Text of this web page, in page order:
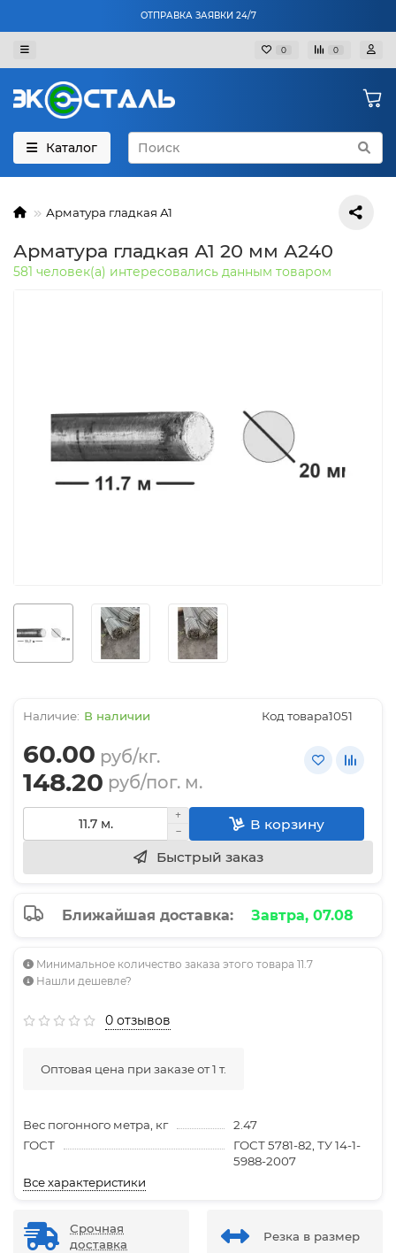
ОТПРАВКА ЗАЯВКИ 24/7
0 0
Каталог
Арматура гладкая А1
Арматура гладкая А1 20 мм А240
581 человек(а) интересовались данным товаром
В наличии Код товара:1051
60.00 руб/кг.
148.20 руб/пог. м.
В корзину
Быстрый заказ
Ближайшая доставка: Завтра, 07.08
Минимальное количество заказа этого товара 11.7
Нашли дешевле?
0 отзывов
Оптовая цена при заказе от 1 т.
Вес погонного метра, кг
2.47
ГОСТ
ГОСТ 5781-82, ТУ 14-1-
5988-2007
Все характеристики
Срочная
доставка
Резка в размер